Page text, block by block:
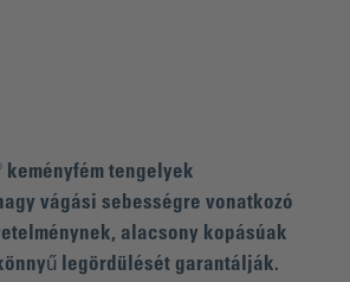
tengelyek
vágási sebességre vonatkozó
alacsony kopásúak
legördülését garantálják.